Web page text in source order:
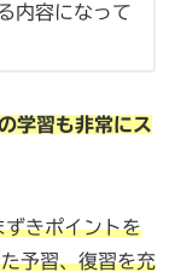
内容になって
学習も非常にス
ずきポイントを
予習、復習を充